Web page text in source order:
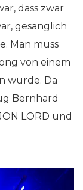
dass zwar
gesanglich
Man muss
von einem
wurde. Da
Bernhard
LORD und